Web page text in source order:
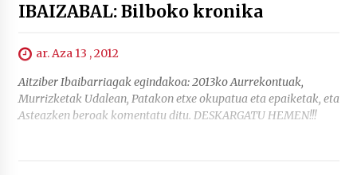
IBAIZABAL: Bilboko kronika
ar. Aza 13 , 2012
Aitziber Ibaibarriagak egindakoa: 2013ko Aurrekontuak,
Murrizketak Udalean, Patakon etxe okupatua eta epaiketak, eta
Asteazken beroak komentatu ditu. DESKARGATU HEMEN!!!